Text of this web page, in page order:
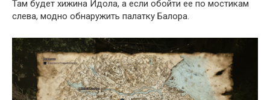
Там будет хижина Идола, а если обойти ее по мостикам
слева, модно обнаружить палатку Балора.